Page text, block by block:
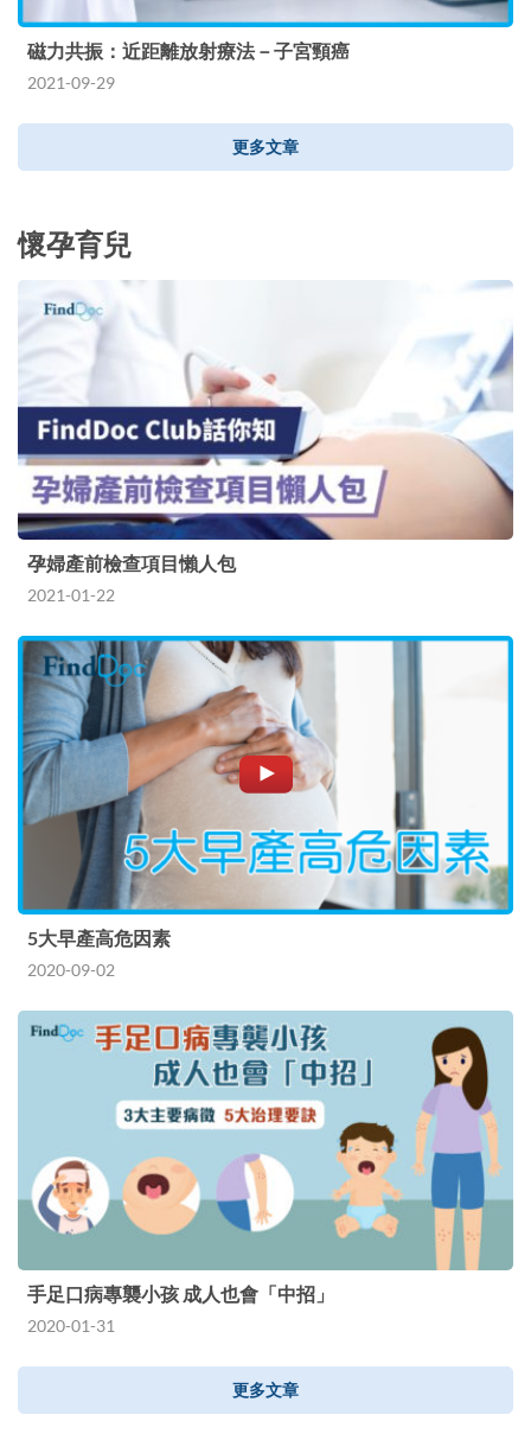
磁力共振：近距離放射療法－子宮頸癌
2021-09-29
更多文章
懷孕育兒
孕婦產前檢查項目懶人包
2021-01-22
5大早產高危因素
2020-09-02
手足口病專襲小孩 成人也會「中招」
2020-01-31
更多文章